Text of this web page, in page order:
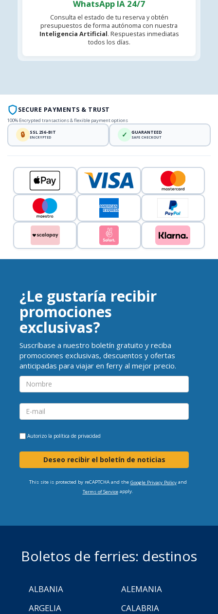
WhatsApp IA 24/7
Consulta el estado de tu reserva y obtén
presupuestos de forma autónoma con nuestra
Inteligencia Artificial. Respuestas inmediatas
todos los días.
SECURE PAYMENTS & TRUST
100% Encrypted transactions & flexible payment options
🔒 SSL 256-BIT
ENCRYPTED ✓ GUARANTEED
SAFE CHECKOUT
¿Le gustaría recibir
promociones
exclusivas?
Suscríbase a nuestro boletín gratuito y reciba
promociones exclusivas, descuentos y ofertas
anticipadas para viajar en ferry al mejor precio.
Autorizo la política de privacidad
Deseo recibir el boletín de noticias
This site is protected by reCAPTCHA and the Google Privacy Policyand
Terms of Serviceapply.
Boletos de ferries: destinos
ALBANIA
ALEMANIA
ARGELIA
CALABRIA